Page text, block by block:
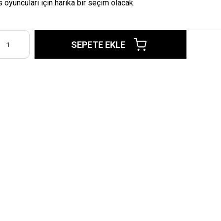
oyuncuları için harika bir seçim olacak.